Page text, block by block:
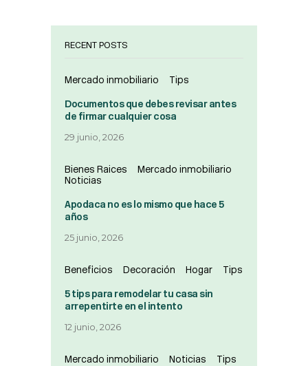
RECENT POSTS
Mercado inmobiliario Tips
Documentos que debes revisar antes
de firmar cualquier cosa
29 junio, 2026
Bienes Raices
Mercado inmobiliario
Noticias
Apodaca no es lo mismo que hace 5
años
25 junio, 2026
Beneficios Decoración Hogar Tips
5 tips para remodelar tu casa sin
arrepentirte en el intento
12 junio, 2026
Mercado inmobiliario Noticias Tips